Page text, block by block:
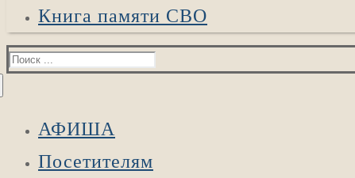
Книга памяти СВО
Найти:
АФИША
Посетителям